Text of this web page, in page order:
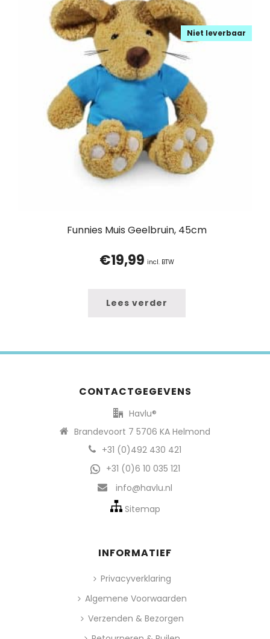
Funnies Muis Geelbruin, 45cm
Niet leverbaar
€19,99 incl. BTW
Lees verder
CONTACTGEGEVENS
Havlu®
Brandevoort 7 5706 KA Helmond
+31 (0)492 430 421
+31 (0)6 10 035 121
info@havlu.nl
Sitemap
INFORMATIEF
Privacyverklaring
Algemene Voorwaarden
Verzenden & Bezorgen